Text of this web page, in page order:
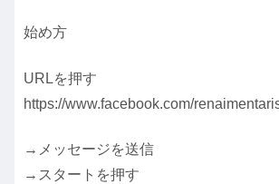
始め方
URLを押す
https://www.facebook.com/
→メッセージを送信
→スタートを押す